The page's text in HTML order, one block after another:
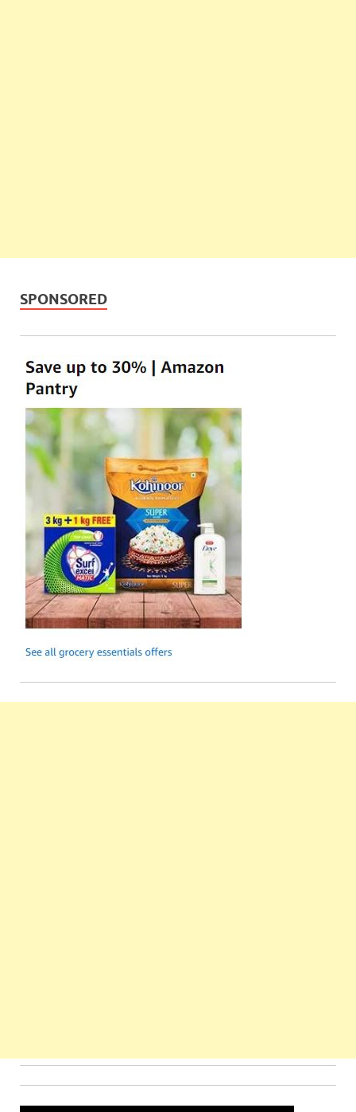
SPONSORED